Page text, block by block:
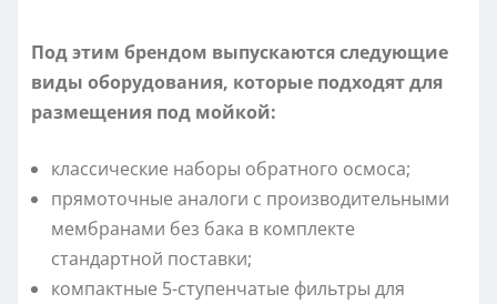
Под этим брендом выпускаются следующие
виды оборудования, которые подходят для
размещения под мойкой:
классические наборы обратного осмоса;
прямоточные аналоги с производительными
мембранами без бака в комплекте
стандартной поставки;
компактные 5-ступенчатые фильтры для